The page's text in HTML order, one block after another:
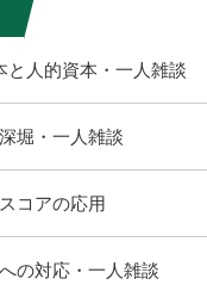
と人的資本・一人雑談
堀・一人雑談
コアの応用
の対応・一人雑談